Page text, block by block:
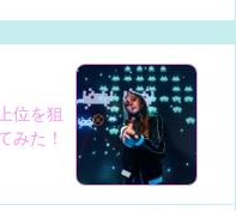
位を狙
みた！